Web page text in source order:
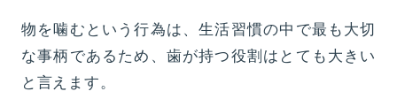
物を噛むという行為は、生活習慣の中で最も大切
な事柄であるため、歯が持つ役割はとても大きい
と言えます。